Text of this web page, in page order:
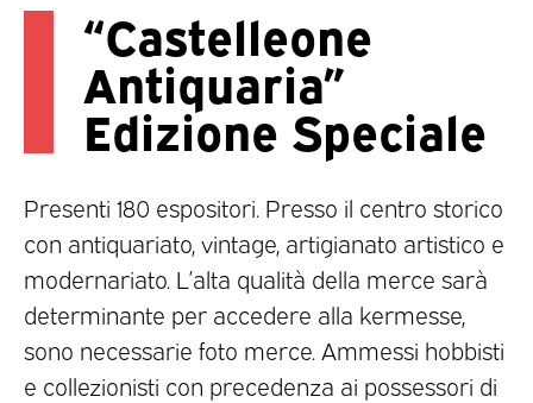
“Castelleone
Antiquaria”
Edizione Speciale
Presenti 180 espositori. Presso il centro storico
con antiquariato, vintage, artigianato artistico e
modernariato. L’alta qualità della merce sarà
determinante per accedere alla kermesse,
sono necessarie foto merce. Ammessi hobbisti
e collezionisti con precedenza ai possessori di